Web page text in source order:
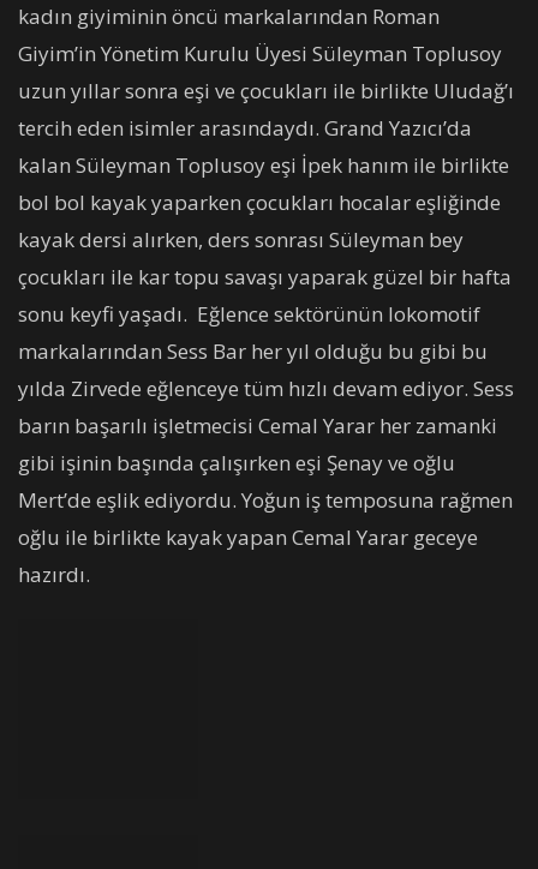
kadın giyiminin öncü markalarından Roman
Giyim’in Yönetim Kurulu Üyesi Süleyman Toplusoy
uzun yıllar sonra eşi ve çocukları ile birlikte Uludağ’ı
tercih eden isimler arasındaydı. Grand Yazıcı’da
kalan Süleyman Toplusoy eşi İpek hanım ile birlikte
bol bol kayak yaparken çocukları hocalar eşliğinde
kayak dersi alırken, ders sonrası Süleyman bey
çocukları ile kar topu savaşı yaparak güzel bir hafta
sonu keyfi yaşadı. Eğlence sektörünün lokomotif
markalarından Sess Bar her yıl olduğu bu gibi bu
yılda Zirvede eğlenceye tüm hızlı devam ediyor. Sess
barın başarılı işletmecisi Cemal Yarar her zamanki
gibi işinin başında çalışırken eşi Şenay ve oğlu
Mert’de eşlik ediyordu. Yoğun iş temposuna rağmen
oğlu ile birlikte kayak yapan Cemal Yarar geceye
hazırdı.